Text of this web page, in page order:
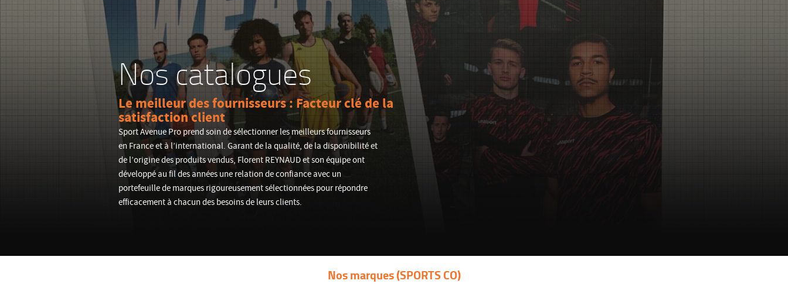
Nos catalogues
Le meilleur des fournisseurs : Facteur clé de la
satisfaction client
Sport Avenue Pro prend soin de sélectionner les meilleurs fournisseurs
en France et à l’international. Garant de la qualité, de la disponibilité et
de l’origine des produits vendus, Florent REYNAUD et son équipe ont
développé au fil des années une relation de confiance avec un
portefeuille de marques rigoureusement sélectionnées pour répondre
efficacement à chacun des besoins de leurs clients.
Nos marques (SPORTS CO)